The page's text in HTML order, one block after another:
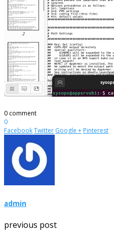
0 comment
0
FacebookTwitter Google + Pinterest
admin
previous post